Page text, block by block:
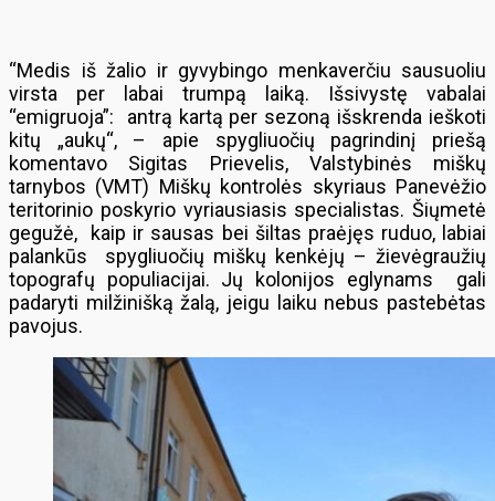
“Medis iš žalio ir gyvybingo menkaverčiu sausuoliu
virsta per labai trumpą laiką. Išsivystę vabalai
“emigruoja”: antrą kartą per sezoną išskrenda ieškoti
kitų „aukų“, – apie spygliuočių pagrindinį priešą
komentavo Sigitas Prievelis, Valstybinės miškų
tarnybos (VMT) Miškų kontrolės skyriaus Panevėžio
teritorinio poskyrio vyriausiasis specialistas. Šiųmetė
gegužė, kaip ir sausas bei šiltas praėjęs ruduo, labiai
palankūs spygliuočių miškų kenkėjų – žievėgraužių
topografų populiacijai. Jų kolonijos eglynams gali
padaryti milžinišką žalą, jeigu laiku nebus pastebėtas
pavojus.